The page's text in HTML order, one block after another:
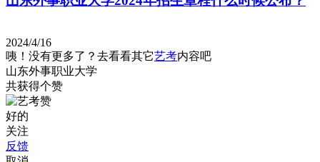
2024/4/16
咦！没有更多了？去看看其它艺考内容吧
山东外事职业大学
共获得个赞
好的
关注
反馈